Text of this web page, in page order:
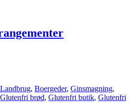
, Boergeder, Ginsmagning,
Glutenfri brød, Glutenfri butik, Glutenfri